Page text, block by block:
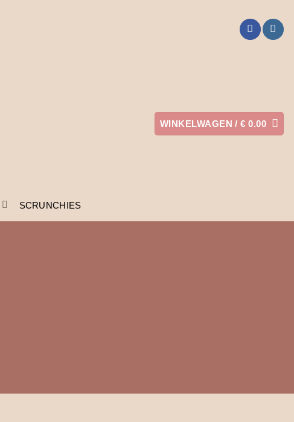
WINKELWAGEN /€ 0.00
SCRUNCHIES